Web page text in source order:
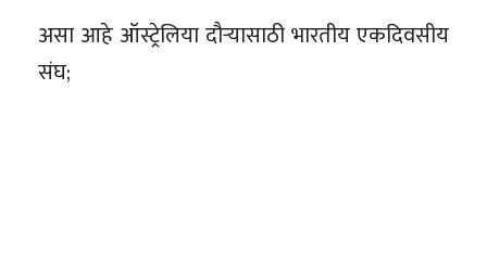
असा आहे ऑस्ट्रेलिया दौऱ्यासाठी भारतीय एकदिवसीय
संघ;